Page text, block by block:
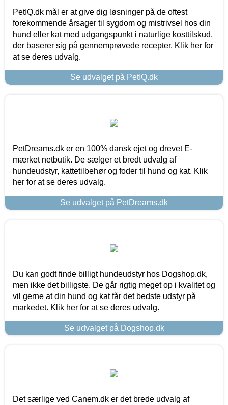
PetIQ.dk mål er at give dig løsninger på de oftest
forekommende årsager til sygdom og mistrivsel hos din
hund eller kat med udgangspunkt i naturlige kosttilskud,
der baserer sig på gennemprøvede recepter. Klik her for
at se deres udvalg.
Se udvalget på PetIQ.dk
PetDreams.dk er en 100% dansk ejet og drevet E-
mærket netbutik. De sælger et bredt udvalg af
hundeudstyr, kattetilbehør og foder til hund og kat. Klik
her for at se deres udvalg.
Se udvalget på PetDreams.dk
Du kan godt finde billigt hundeudstyr hos Dogshop.dk,
men ikke det billigste. De går rigtig meget op i kvalitet og
vil gerne at din hund og kat får det bedste udstyr på
markedet. Klik her for at se deres udvalg.
Se udvalget på Dogshop.dk
Det særlige ved Canem.dk er det brede udvalg af